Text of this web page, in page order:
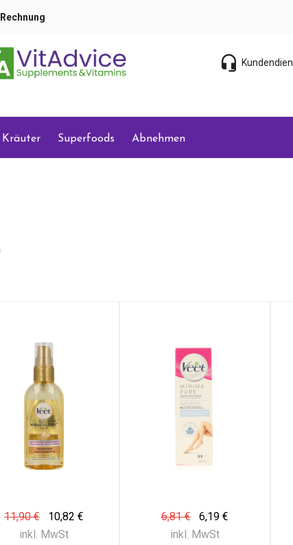
Kräuter Superfoods Abnehmen
11,90 €
10,82 €
inkl. MwSt
6,81 €
6,19 €
inkl. MwSt